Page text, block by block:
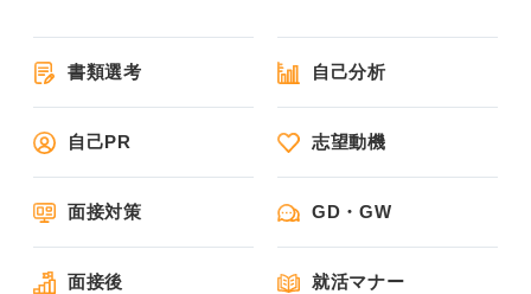
書類選考 自己分析
自己PR 志望動機
面接対策 GD・GW
面接後 就活マナー